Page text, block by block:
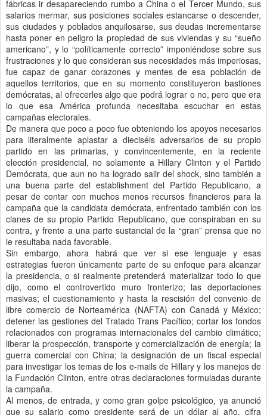
fábricas ir desapareciendo rumbo a China o el Tercer Mundo, sus
salarios mermar, sus posiciones sociales estancarse o descender,
sus ciudades y poblados anquilosarse, sus deudas incrementarse
hasta poner en peligro la propiedad de sus viviendas y su “sueño
americano”, y lo “políticamente correcto” imponiéndose sobre sus
frustraciones y lo que consideran sus necesidades más imperiosas,
fue capaz de ganar corazones y mentes de esa población de
aquellos territorios, que en su momento constituyeron bastiones
demócratas, al ofrecerles algo que podrá lograr o no, pero que era
lo que esa América profunda necesitaba escuchar en estas
campañas electorales.
De manera que poco a poco fue obteniendo los apoyos necesarios
para literalmente aplastar a dieciséis adversarios de su propio
partido en las primarias, y convincentemente, en la reciente
elección presidencial, no solamente a Hillary Clinton y el Partido
Demócrata, que aun no ha logrado salir del shock, sino también a
una buena parte del establishment del Partido Republicano, a
pesar de contar con muchos menos recursos financieros para la
campaña que la candidata demócrata, enfrentado también con los
clanes de su propio Partido Republicano, que conspiraban en su
contra, y frente a una parte sustancial de la “gran” prensa que no
le resultaba nada favorable.
Sin embargo, ahora habrá que ver si ese lenguaje y esas
estrategias fueron únicamente parte de su enfoque para alcanzar
la presidencia, o si realmente pretenderá materializar todo lo que
dijo, como el controvertido muro fronterizo; las deportaciones
masivas; el cuestionamiento y hasta la rescisión del convenio de
libre comercio de Norteamérica (NAFTA) con Canadá y México;
detener las gestiones del Tratado Trans Pacífico; cortar los fondos
relacionados con programas internacionales del cambio climático;
liberar la prospección, transporte y comercialización de energía; la
guerra comercial con China; la designación de un fiscal especial
para investigar los temas de los e-mails de Hillary y los manejos de
la Fundación Clinton, entre otras declaraciones formuladas durante
la campaña.
Al menos, de entrada, y como gran golpe psicológico, ya anunció
que su salario como presidente será de un dólar al año, cifra